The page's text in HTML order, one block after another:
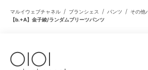
マルイウェブチャネル / ブランシェス / パンツ / その他
【b.+A】金子綾/ランダムプリーツパンツ